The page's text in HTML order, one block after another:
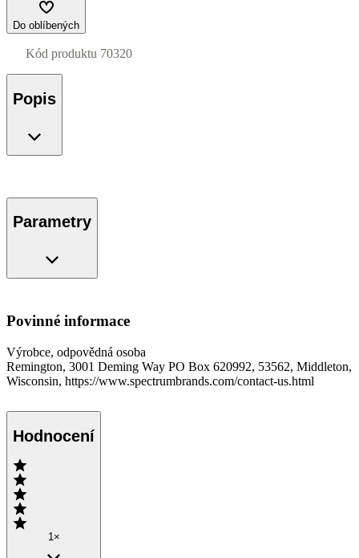
Do oblíbených
Kód produktu 70320
Popis
Parametry
Povinné informace
Výrobce, odpovědná osoba
Remington, 3001 Deming Way PO Box 620992, 53562, Middleton,
Wisconsin, https://www.spectrumbrands.com/contact-us.html
Hodnocení
1×